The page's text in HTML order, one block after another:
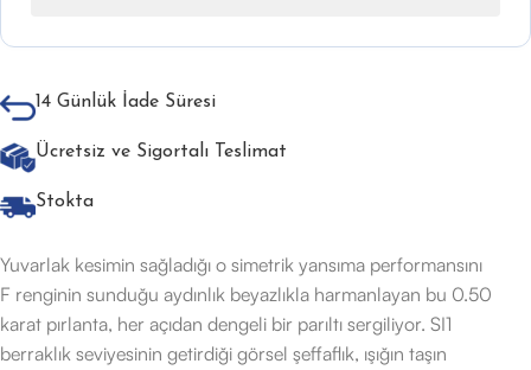
14 Günlük İade Süresi
Ücretsiz ve Sigortalı Teslimat
Stokta
Yuvarlak kesimin sağladığı o simetrik yansıma performansını
F renginin sunduğu aydınlık beyazlıkla harmanlayan bu 0.50
karat pırlanta, her açıdan dengeli bir parıltı sergiliyor. SI1
berraklık seviyesinin getirdiği görsel şeffaflık, ışığın taşın